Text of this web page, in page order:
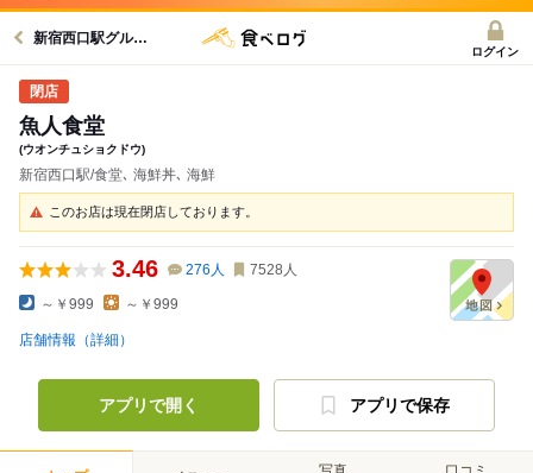
新宿西口駅グルメへ
ログイン
魚人食堂
(ウオンチュショクドウ)
新宿西口駅/食堂､ 海鮮丼､ 海鮮
このお店は現在閉店しております。
3.46 276 人 7528 人
～￥999 ～￥999
店舗情報（詳細）
アプリで開く アプリで保存